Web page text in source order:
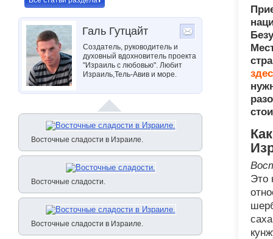
Галь Гутцайт
Создатель, руководитель и
духовный вдохновитель проекта
"Израиль с любовью". Любит
Израиль,Тель-Авив и море.
Восточные сладости в Израиле.
Восточные сладости.
Восточные сладости в Израиле.
Это